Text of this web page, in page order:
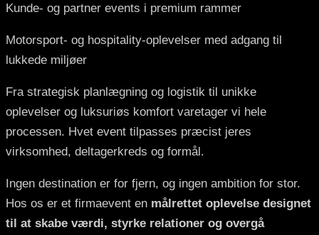
Kunde- og partner events i premium rammer
Motorsport- og hospitality-oplevelser med adgang til
lukkede miljøer
Fra strategisk planlægning og logistik til unikke
oplevelser og luksuriøs komfort varetager vi hele
processen. Hvet event tilpasses præcist jeres
virksomhed, deltagerkreds og formål.
Ingen destination er for fjern, og ingen ambition for stor.
Hos os er et firmaevent en målrettet oplevelse designet
til at skabe værdi, styrke relationer og overgå